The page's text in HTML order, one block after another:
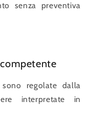
senza preventiva
regolate dalla
interpretate in